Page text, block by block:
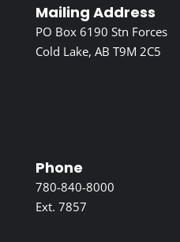
Mailing Address
PO Box 6190 Stn Forces
Cold Lake, AB T9M 2C5
Phone
780-840-8000
Ext. 7857